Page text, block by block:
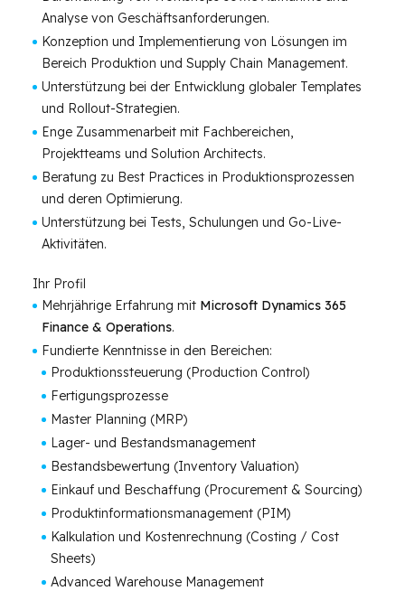
Analyse von Geschäftsanforderungen.
Konzeption und Implementierung von Lösungen im
Bereich Produktion und Supply Chain Management.
Unterstützung bei der Entwicklung globaler Templates
und Rollout-Strategien.
Enge Zusammenarbeit mit Fachbereichen,
Projektteams und Solution Architects.
Beratung zu Best Practices in Produktionsprozessen
und deren Optimierung.
Unterstützung bei Tests, Schulungen und Go-Live-
Aktivitäten.
Ihr Profil
Mehrjährige Erfahrung mit Microsoft Dynamics 365
Finance & Operations.
Fundierte Kenntnisse in den Bereichen:
Produktionssteuerung (Production Control)
Fertigungsprozesse
Master Planning (MRP)
Lager- und Bestandsmanagement
Bestandsbewertung (Inventory Valuation)
Einkauf und Beschaffung (Procurement & Sourcing)
Produktinformationsmanagement (PIM)
Kalkulation und Kostenrechnung (Costing / Cost
Sheets)
Advanced Warehouse Management